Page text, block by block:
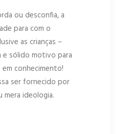
ou desconfia, a
para com o
as crianças –
e sólido motivo para
conhecimento!
ser fornecido por
mera ideologia.